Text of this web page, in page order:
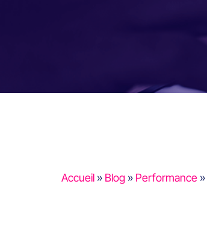
Accueil » Blog » Performance »